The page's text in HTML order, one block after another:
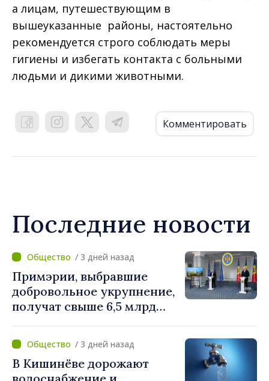
а лицам, путешествующим в
вышеуказанные районы, настоятельно
рекомендуется строго соблюдать меры
гигиены и избегать контакта с больными
людьми и дикими животными.
Комментировать
Последние новости
/ 3 дней назад
Примэрии, выбравшие
добровольное укрупнение,
получат свыше 6,5 млрд
«Правительство
предоставляет примэриям,
которые добровольно
/ 3 дней назад
В Кишинёве дорожают